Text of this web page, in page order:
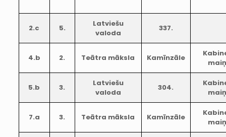
2.c 5.
Latviešu
valoda
337.
4.b 2. Teātra māksla Kamīnzāle
5.b 3.
Latviešu
valoda
304.
7.a 3. Teātra māksla Kamīnzāle